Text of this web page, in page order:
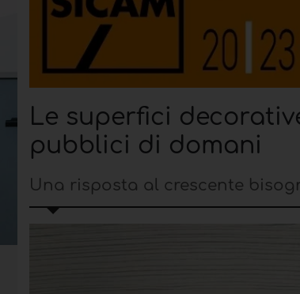
Le superfici
pubblici di domani
Una risposta al crescente